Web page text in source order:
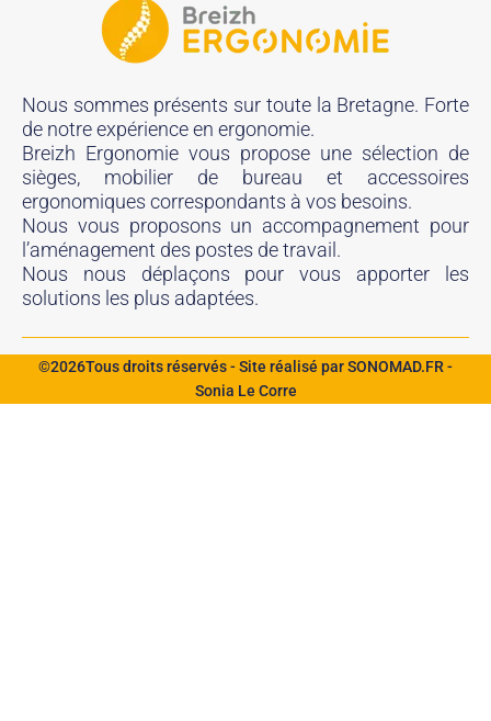
Nous sommes présents sur toute la Bretagne. Forte
de notre expérience en ergonomie.
Breizh Ergonomie vous propose une sélection de
sièges, mobilier de bureau et accessoires
ergonomiques correspondants à vos besoins.
Nous vous proposons un accompagnement pour
l’aménagement des postes de travail.
Nous nous déplaçons pour vous apporter les
solutions les plus adaptées.
©2026Tous droits réservés - Site réalisé par SONOMAD.FR -
Sonia Le Corre